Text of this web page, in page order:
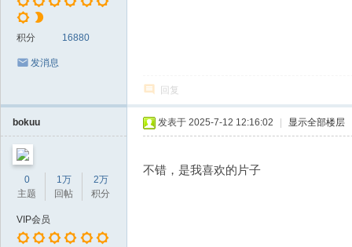
积分 16880
发消息
回复
bokuu
0
主题
1万
回帖
2万
积分
VIP会员
发表于 2025-7-12 12:16:02 显示全部楼层
不错，是我喜欢的片子